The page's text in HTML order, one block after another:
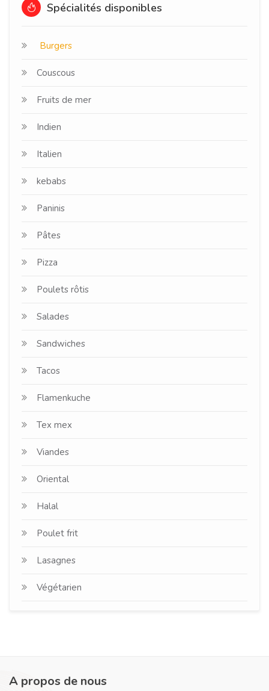
Spécialités disponibles
Burgers
Couscous
Fruits de mer
Indien
Italien
kebabs
Paninis
Pâtes
Pizza
Poulets rôtis
Salades
Sandwiches
Tacos
Flamenkuche
Tex mex
Viandes
Oriental
Halal
Poulet frit
Lasagnes
Végétarien
A propos de nous